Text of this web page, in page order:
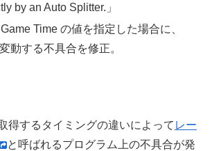
by an Auto Splitter.
Time の値を指定した場合に、
動する不具合を修正。
得するタイミングの違いによって レー
と呼ばれるプログラム上の不具合が発